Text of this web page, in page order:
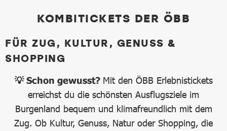
KOMBITICKETS DER ÖBB
FÜR ZUG, KULTUR, GENUSS &
SHOPPING
💡 Schon gewusst? Mit den ÖBB Erlebnistickets
erreichst du die schönsten Ausflugsziele im
Burgenland bequem und klimafreundlich mit dem
Zug. Ob Kultur, Genuss, Natur oder Shopping, die